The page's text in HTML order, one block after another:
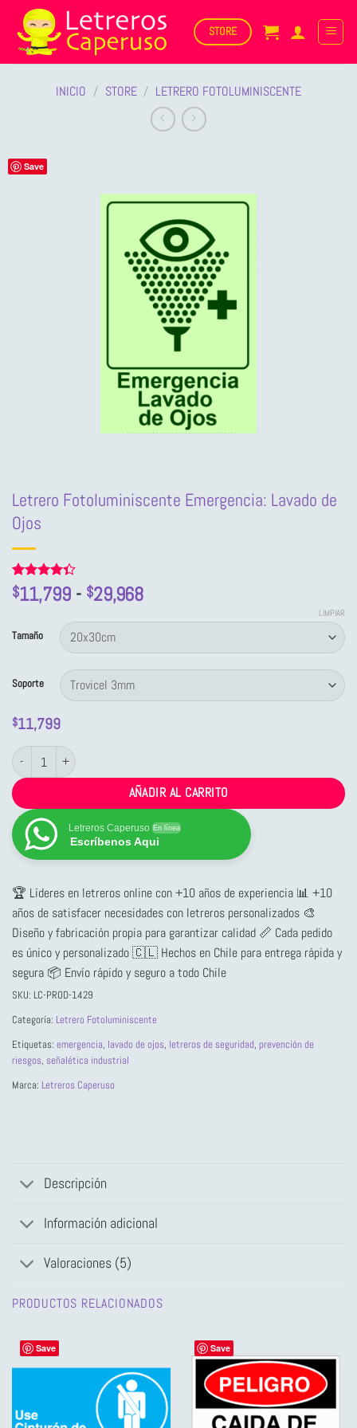
Saltar
contenido
STORE
INICIO / STORE / LETRERO FOTOLUMINISCENTE
Save
Letrero Fotoluminiscente Emergencia: Lavado de
Ojos
Valorado
con4.33
3
valoraciones
de clientes
$11,799 - $29,968Rango
desde
$11,799
$29,968
Tamaño
Soporte
LIMPIAR
$11,799
Letrero Fotoluminiscente Emergencia: Lavado de Ojos cantidad
AÑADIR AL CARRITO
Letreros Caperuso En línea
Escríbenos Aqui
🏆 Líderes en letreros online con +10 años de experiencia 📊 +10
años de satisfacer necesidades con letreros personalizados 🎨
Diseño y fabricación propia para garantizar calidad 📏 Cada pedido
es único y personalizado 🇨🇱 Hechos en Chile para entrega rápida y
segura 📦 Envío rápido y seguro a todo Chile
SKU: LC-PROD-1429
Categoría: Letrero Fotoluminiscente
Etiquetas: emergencia, lavado de ojos, letreros de seguridad, prevención de
riesgos, señalética industrial
Marca: Letreros Caperuso
Descripción
Información adicional
Valoraciones (5)
PRODUCTOS RELACIONADOS
Save Save